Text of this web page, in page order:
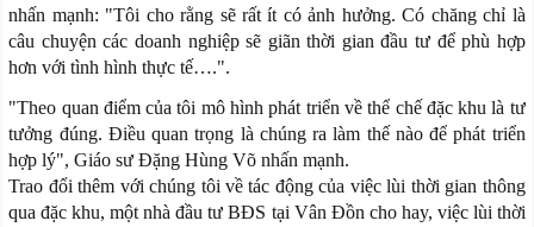
nhấn mạnh: "Tôi cho rằng sẽ rất ít có ảnh hưởng. Có chăng chỉ là
câu chuyện các doanh nghiệp sẽ giãn thời gian đầu tư để phù hợp
hơn với tình hình thực tế….".
"Theo quan điểm của tôi mô hình phát triển về thể chế đặc khu là tư
tưởng đúng. Điều quan trọng là chúng ra làm thế nào để phát triển
hợp lý", Giáo sư Đặng Hùng Võ nhấn mạnh.
Trao đổi thêm với chúng tôi về tác động của việc lùi thời gian thông
qua đặc khu, một nhà đầu tư BĐS tại Vân Đồn cho hay, việc lùi thời